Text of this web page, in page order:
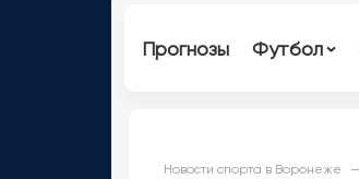
Прогнозы Футбол
Новости спорта в Воронеже